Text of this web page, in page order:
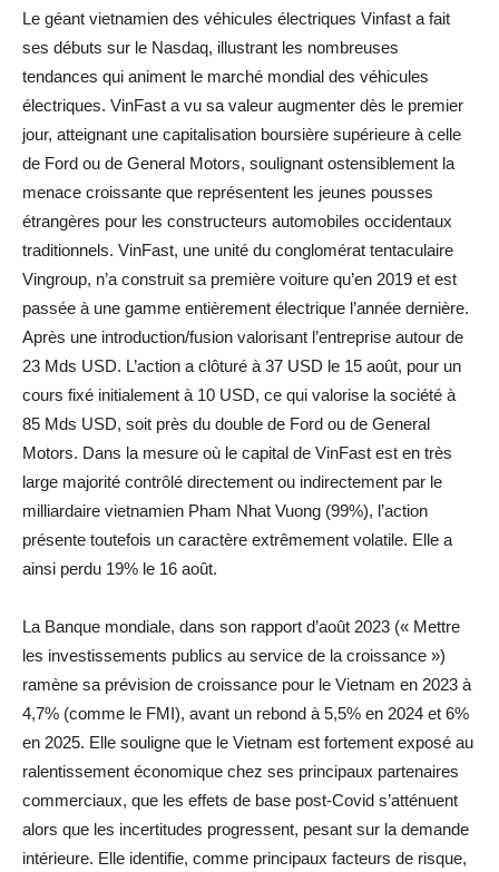
Le géant vietnamien des véhicules électriques Vinfast a fait
ses débuts sur le Nasdaq, illustrant les nombreuses
tendances qui animent le marché mondial des véhicules
électriques. VinFast a vu sa valeur augmenter dès le premier
jour, atteignant une capitalisation boursière supérieure à celle
de Ford ou de General Motors, soulignant ostensiblement la
menace croissante que représentent les jeunes pousses
étrangères pour les constructeurs automobiles occidentaux
traditionnels. VinFast, une unité du conglomérat tentaculaire
Vingroup, n’a construit sa première voiture qu’en 2019 et est
passée à une gamme entièrement électrique l’année dernière.
Après une introduction/fusion valorisant l’entreprise autour de
23 Mds USD. L’action a clôturé à 37 USD le 15 août, pour un
cours fixé initialement à 10 USD, ce qui valorise la société à
85 Mds USD, soit près du double de Ford ou de General
Motors. Dans la mesure où le capital de VinFast est en très
large majorité contrôlé directement ou indirectement par le
milliardaire vietnamien Pham Nhat Vuong (99%), l’action
présente toutefois un caractère extrêmement volatile. Elle a
ainsi perdu 19% le 16 août.
La Banque mondiale, dans son rapport d’août 2023 (« Mettre
les investissements publics au service de la croissance »)
ramène sa prévision de croissance pour le Vietnam en 2023 à
4,7% (comme le FMI), avant un rebond à 5,5% en 2024 et 6%
en 2025. Elle souligne que le Vietnam est fortement exposé au
ralentissement économique chez ses principaux partenaires
commerciaux, que les effets de base post-Covid s’atténuent
alors que les incertitudes progressent, pesant sur la demande
intérieure. Elle identifie, comme principaux facteurs de risque,